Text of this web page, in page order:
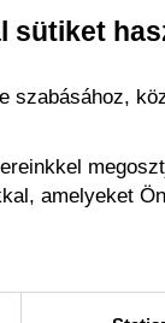
sütiket
szabásához,
amelyeket